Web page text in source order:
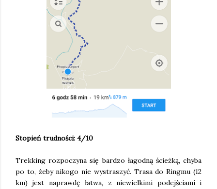
Stopień trudności: 4/10
Trekking rozpoczyna się bardzo łagodną ścieżką, chyba
po to, żeby nikogo nie wystraszyć. Trasa do Ringmu (12
km) jest naprawdę łatwa, z niewielkimi podejściami i